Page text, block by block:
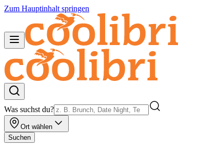
Zum Hauptinhalt springen
Was suchst du?
Ort wählen
Suchen